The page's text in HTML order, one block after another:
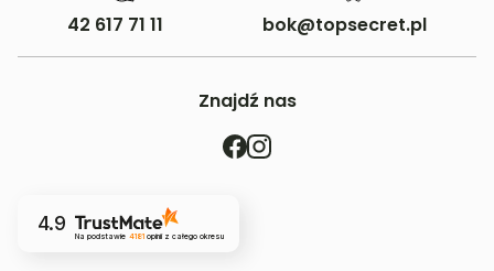
42 617 71 11 bok@topsecret.pl
Znajdź nas
4.9
Na podstawie 4181opinii z całego okresu